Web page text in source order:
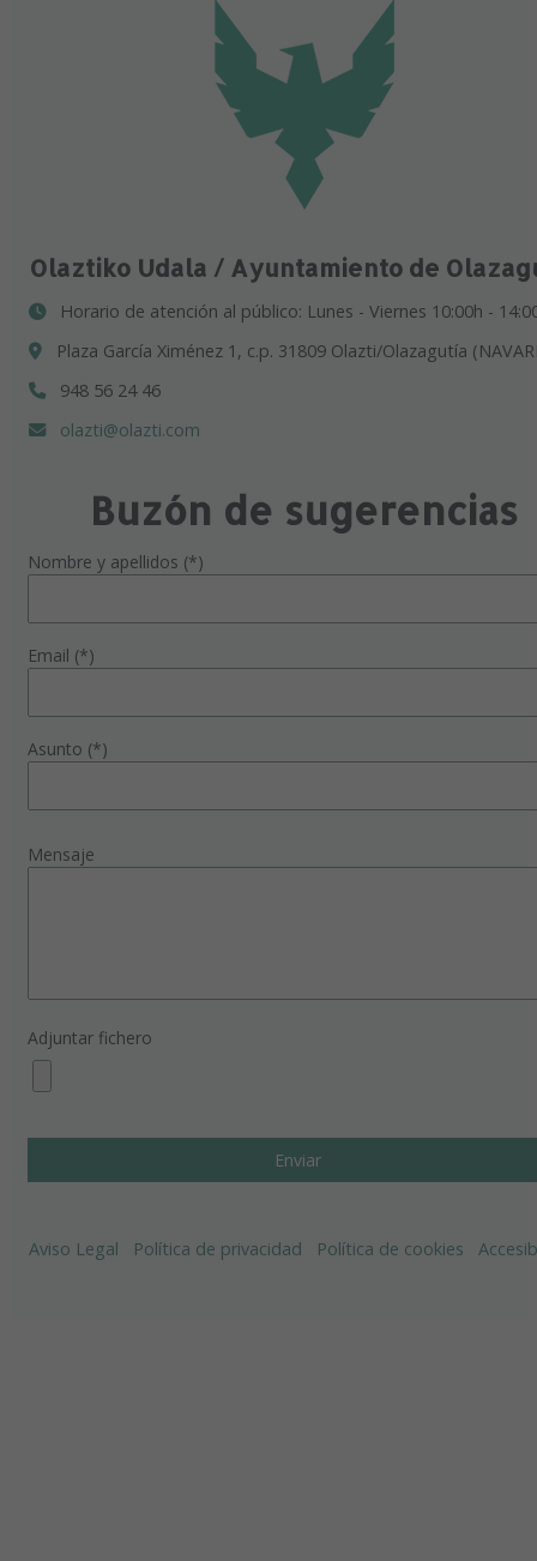
Olaztiko Udala / Ayuntamiento de
Horario de atención al público: Lunes - Viernes 10:00h -
Plaza García Ximénez 1, c.p. 31809 Olazti/Olazagutía
948 56 24 46
olazti@olazti.com
Buzón de sugerencias
Nombre y apellidos (*)
Email (*)
Asunto (*)
Mensaje
Adjuntar fichero
Aviso Legal Política de privacidad Política de cookies